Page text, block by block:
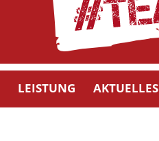
LEISTUNG AKTUELLES